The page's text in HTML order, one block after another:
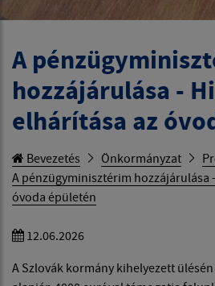
A
hozzájárulása -
elhárítása az
Bevezetés Önkormányzat
A pénzügyminisztérim hozzájárulása
óvoda épületén
12.06.2026
A Szlovák kormány kihelyezett